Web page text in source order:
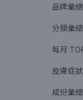
品牌彙總
分類彙總
每月
皮膚症狀
成份彙總